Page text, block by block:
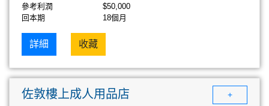
參考利潤
$50,000
回本期
18個月
詳細 收藏
佐敦樓上成人用品店 +